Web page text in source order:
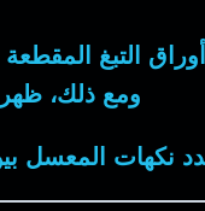
التبغ
ومع ذلك،
نكهات المعسل